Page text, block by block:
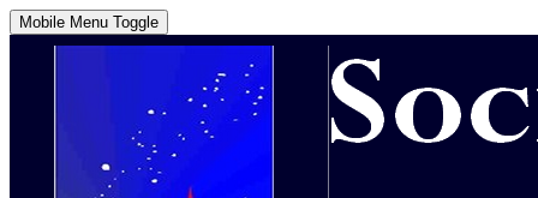
Mobile Menu Toggle